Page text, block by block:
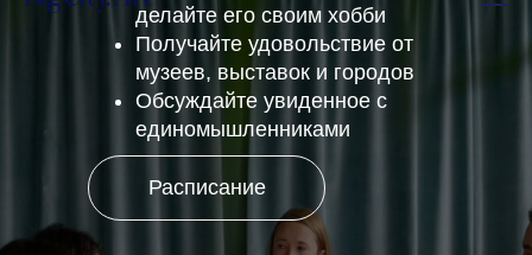
Расписание
делайте его своим хобби
Получайте удовольствие от
музеев, выставок и городов
Обсуждайте увиденное с
единомышленниками